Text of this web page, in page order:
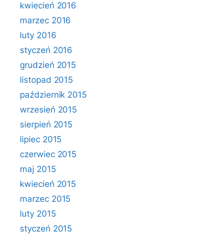
kwiecień 2016
marzec 2016
luty 2016
styczeń 2016
grudzień 2015
listopad 2015
październik 2015
wrzesień 2015
sierpień 2015
lipiec 2015
czerwiec 2015
maj 2015
kwiecień 2015
marzec 2015
luty 2015
styczeń 2015